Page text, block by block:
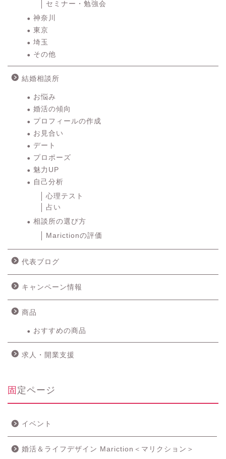
セミナー・勉強会
神奈川
東京
埼玉
その他
結婚相談所
お悩み
婚活の傾向
プロフィールの作成
お見合い
デート
プロポーズ
魅力UP
自己分析
心理テスト
占い
相談所の選び方
Marictionの評価
代表ブログ
キャンペーン情報
商品
おすすめの商品
求人・開業支援
固定ページ
イベント
婚活＆ライフデザイン Mariction＜マリクション＞